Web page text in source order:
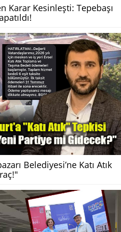
Karar Kesinleşti: Tepebaşı
Belediyesi’ne Katı Atık